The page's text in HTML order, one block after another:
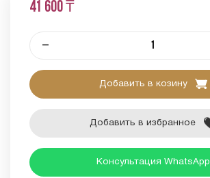
41 600 ₸
–
Добавить в козину
Добавить в избранное
Консультация WhatsApp